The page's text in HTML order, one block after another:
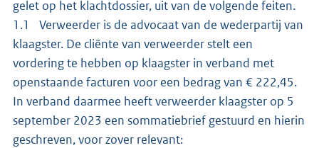
gelet op het klachtdossier, uit van de volgende feiten.
1.1 Verweerder is de advocaat van de wederpartij van
klaagster. De cliënte van verweerder stelt een
vordering te hebben op klaagster in verband met
openstaande facturen voor een bedrag van € 222,45.
In verband daarmee heeft verweerder klaagster op 5
september 2023 een sommatiebrief gestuurd en hierin
geschreven, voor zover relevant: